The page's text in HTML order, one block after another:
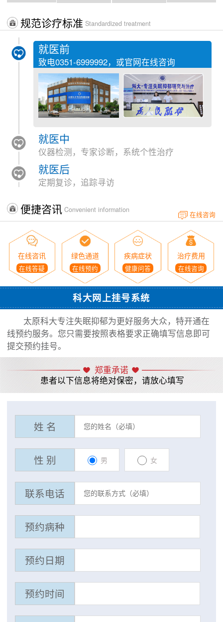
规范诊疗标准 Standardized treatment
就医前
致电0351-6999992，或官网在线咨询
就医中
仪器检测，专家诊断，系统个性治疗
就医后
定期复诊，追踪寻访
便捷咨讯 Convenient information
在线咨询
在线咨讯
在线答疑
绿色通道
在线预约
疾病症状
健康问答
治疗费用
在线咨询
科大网上挂号系统
太原科大专注失眠抑郁为更好服务大众，特开通在
线预约服务。您只需要按照表格要求正确填写信息即可
提交预约挂号。
郑重承诺
患者以下信息将绝对保密，请放心填写
姓 名
性 别 男 女
联系电话
预约病种
预约日期
预约时间